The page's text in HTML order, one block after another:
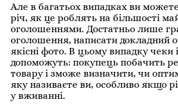
Але в багатьох випадках ви
річ, як це роблять на більшості
оголошеннями. Достатньо лише
оголошення, написати докладний
якісні фото. В цьому випадку чеки
допоможуть: покупець побачить
товару і зможе визначити, чи
яку називаєте ви, особливо якщо
у вживанні.